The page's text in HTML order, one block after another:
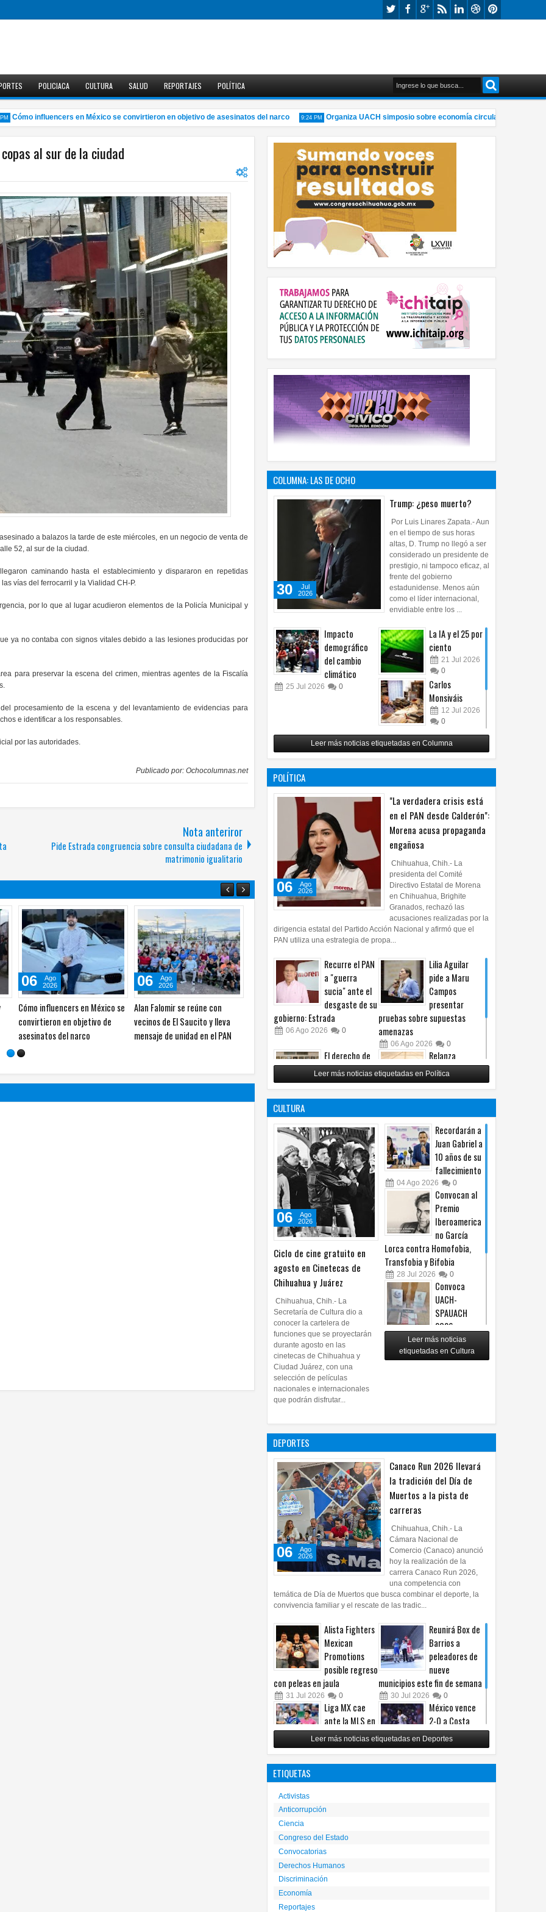
POLICIACA CULTURA SALUD REPORTAJES POLÍTICA
Cómo influencers en México se convirtieron en objetivo de asesinatos del narco 9:24 PM Organiza UACH simposio sobre economía circular y materiales
al sur de la ciudad
a balazos la tarde de este miércoles, en un negocio de venta de
52, al sur de la ciudad.
caminando hasta el establecimiento y dispararon en repetidas
vías del ferrocarril y la Vialidad CH-P.
por lo que al lugar acudieron elementos de la Policía Municipal y
ya no contaba con signos vitales debido a las lesiones producidas por
para preservar la escena del crimen, mientras agentes de la Fiscalía
procesamiento de la escena y del levantamiento de evidencias para
e identificar a los responsables.
por las autoridades.
Publicado por: Ochocolumnas.net
Nota anteriror
Pide Estrada congruencia sobre consulta ciudadana de
matrimonio igualitario
Vuelca camioneta en la
carretera Camargo–Estación
Conchos
06
Ago
2026
Asesinan a hombre dentro de
su vivienda en la Ramón Reyes
06
Ago
2026
COLUMNA: LAS DE OCHO
Trump: ¿peso muerto?
30
Jul
2026
Por Luis Linares Zapata.- Aun
en el tiempo de sus horas
altas, D. Trump no llegó a ser
considerado un presidente de
prestigio, ni tampoco eficaz, al
frente del gobierno
estadunidense. Menos aún
como el líder internacional,
envidiable entre los ...
Impacto
demográfico
del cambio
climático
25 Jul 2026 0
La IA y el 25 por
ciento
21 Jul 2026
0
Carlos
Monsiváis
12 Jul 2026
0
Revuelo en la
inteligencia
artificial
0
Leer más noticias etiquetadas en Columna
POLÍTICA
"La verdadera crisis está
en el PAN desde Calderón":
Morena acusa propaganda
engañosa
06
Ago
2026
Chihuahua, Chih.- La
presidenta del Comité
Directivo Estatal de Morena
en Chihuahua, Brighite
Granados, rechazó las
acusaciones realizadas por la
dirigencia estatal del Partido Acción Nacional y afirmó que el
PAN utiliza una estrategia de propa...
Recurre el PAN
a "guerra
sucia" ante el
desgaste de su
gobierno: Estrada
06 Ago 2026 0
Lilia Aguilar
pide a Maru
Campos
presentar
pruebas sobre supuestas
amenazas
06 Ago 2026 0
El derecho de
las audiencias
no es censura,
es un principio
constitucional: González
05Ago 2026 0
Relanza
Villalobos
programa de
afiliación del
05Ago 2026
Leer más noticias etiquetadas en Política
CULTURA
Ciclo de cine gratuito en
agosto en Cinetecas de
Chihuahua y Juárez
06
Ago
2026
Chihuahua, Chih.- La
Secretaría de Cultura dio a
conocer la cartelera de
funciones que se proyectarán
durante agosto en las
cinetecas de Chihuahua y
Ciudad Juárez, con una
selección de películas
nacionales e internacionales
que podrán disfrutar...
Recordarán a
Juan Gabriel a
10 años de su
fallecimiento
04Ago 2026 0
Convocan al
Premio
Iberoamerica
no García
Lorca contra Homofobia,
Transfobia y Bifobia
28 Jul 2026 0
Convoca
UACH-
SPAUACH
2026 a
publicar textos académicos
28 Jul 2026 0
Copian
Leer más noticias
etiquetadas en Cultura
DEPORTES
Canaco Run 2026 llevará
la tradición del Día de
Muertos a la pista de
carreras
06
Ago
2026
Chihuahua, Chih.- La
Cámara Nacional de
Comercio (Canaco) anunció
hoy la realización de la
carrera Canaco Run 2026,
una competencia con
temática de Día de Muertos que busca combinar el deporte, la
convivencia familiar y el rescate de las tradic...
Alista Fighters
Mexican
Promotions
posible regreso
con peleas en jaula
31 Jul 2026 0
Reunirá Box de
Barrios a
peleadores de
nueve
municipios este fin de semana
30 Jul 2026 0
Liga MX cae
ante la MLS en
un intenso
Juego de
Estrellas
29 Jul 2026
México vence
2-0 a Costa
Rica y avanza a
cuartos del
Premundial Sub-20
Leer más noticias etiquetadas en Deportes
ETIQUETAS
Activistas
Anticorrupción
Ciencia
Congreso del Estado
Convocatorias
Derechos Humanos
Discriminación
Economía
Reportajes